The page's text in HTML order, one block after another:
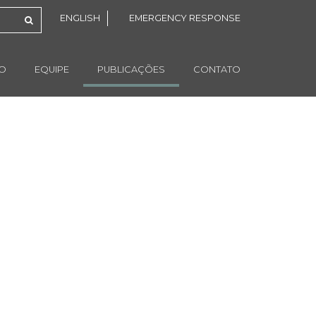
ENGLISH EMERGENCY RESPONSE
EQUIPE PUBLICAÇÕES CONTATO